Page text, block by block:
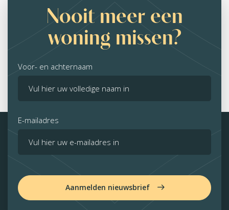
Nooit meer een
woning missen?
Voor- en achternaam
E-mailadres
Aanmelden nieuwsbrief